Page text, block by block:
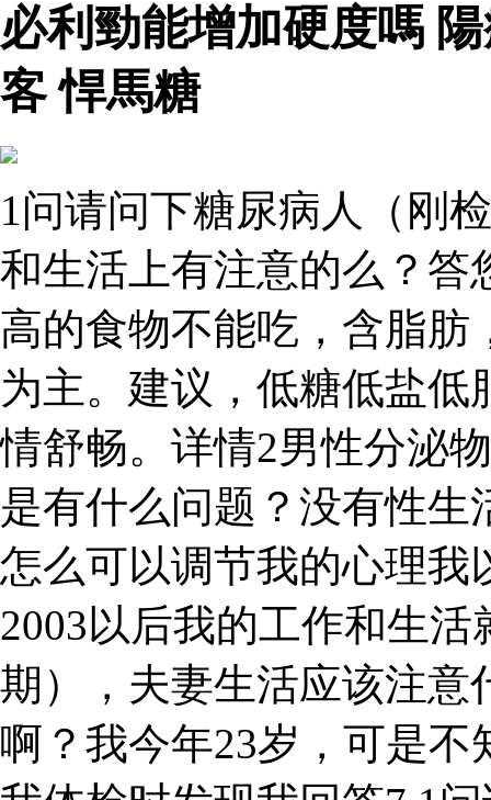
必利勁能增加硬度嗎
客 悍馬糖
1问请问下糖尿病人（刚
和生活上有注意的么？答
高的食物不能吃，含脂肪
为主。建议，低糖低盐
情舒畅。详情2男性分泌
是有什么问题？没有性生
怎么可以调节我的心理我
2003以后我的工作和生
期），夫妻生活应该注意
啊？我今年23岁，可是